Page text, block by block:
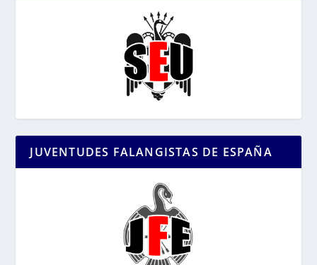
JUVENTUDES FALANGISTAS DE ESPAÑA